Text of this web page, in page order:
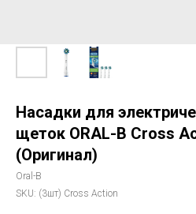
Насадки для
щеток ORAL-B Cross
(Оригинал)
Oral-B
SKU: (3шт) Cross Action